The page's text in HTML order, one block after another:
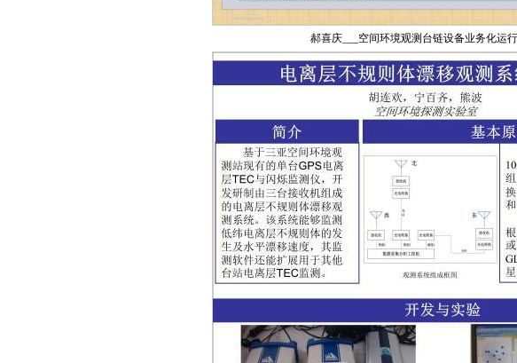
郝喜庆___空间环境观测台链设备业务化运